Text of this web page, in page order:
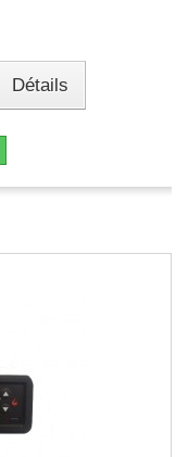
Détails